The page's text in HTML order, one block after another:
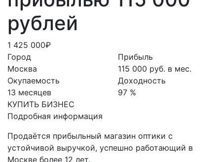
рублей
1 425 000₽
Город
Москва
Окупаемость
13 месяцев
КУПИТЬ БИЗНЕС
Прибыль
115 000 руб. в мес.
Доходность
97 %
Подробная информация
Продаётся прибыльный магазин оптики с
устойчивой выручкой, успешно работающий в
Москве более 12 лет.